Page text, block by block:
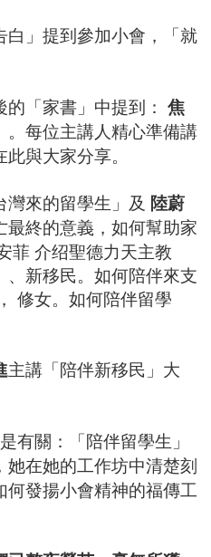
白」提到參加小會，「就
的「家書」中提到： 焦
。每位主講人精心準備講
與大家分享。
灣來的留學生」及 陸蔚
終的意義，如何幫助家
菲 介绍聖德力天主教
新移民。如何陪伴來支
修女。如何陪伴留學
主講「陪伴新移民」大
有關：「陪伴留學生」
她在她的工作坊中清楚刻
發揚小會精神的福傳工